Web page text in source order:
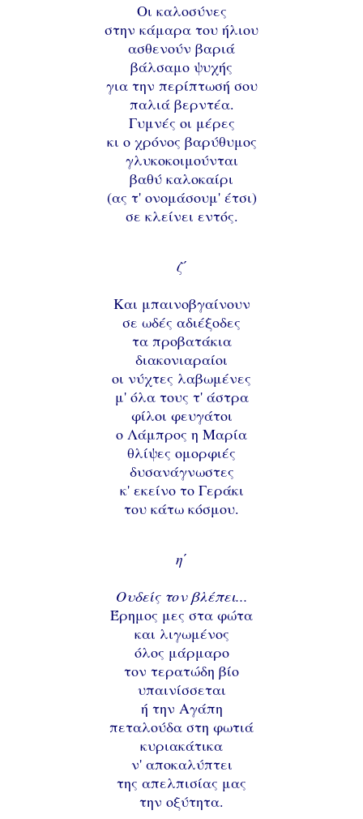
Οι καλοσύνες
στην κάμαρα του ήλιου
ασθενούν βαριά
βάλσαμο ψυχής
για την περίπτωσή σου
παλιά βερντέα.
Γυμνές οι μέρες
κι ο χρόνος βαρύθυμος
γλυκοκοιμούνται
βαθύ καλοκαίρι
(ας τ' ονομάσουμ' έτσι)
σε κλείνει εντός.
ζ΄
Και μπαινοβγαίνουν
σε ωδές αδιέξοδες
τα προβατάκια
διακονιαραίοι
οι νύχτες λαβωμένες
μ' όλα τους τ' άστρα
φίλοι φευγάτοι
ο Λάμπρος η Μαρία
θλίψες ομορφιές
δυσανάγνωστες
κ' εκείνο το Γεράκι
του κάτω κόσμου.
η΄
Ουδείς τον βλέπει...
Έρημος μες στα φώτα
και λιγωμένος
όλος μάρμαρο
τον τερατώδη βίο
υπαινίσσεται
ή την Αγάπη
πεταλούδα στη φωτιά
κυριακάτικα
ν' αποκαλύπτει
της απελπισίας μας
την οξύτητα.